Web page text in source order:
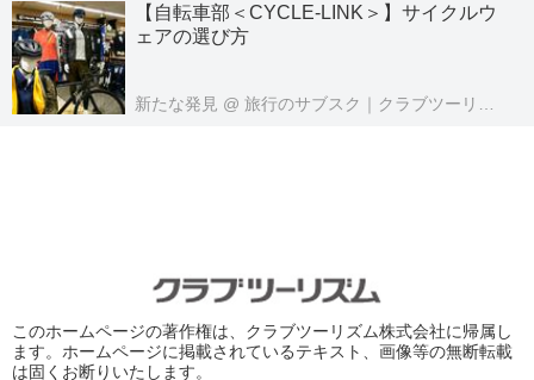
【自転車部＜CYCLE‐LINK＞】サイクルウ
ェアの選び方
新たな発見 @ 旅行のサブスク｜クラブツーリズムPASS公式
このホームページの著作権は、クラブツーリズム株式会社に帰属し
ます。ホームページに掲載されているテキスト、画像等の無断転載
は固くお断りいたします。